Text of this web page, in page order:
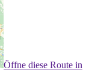
Öffne diese Route in